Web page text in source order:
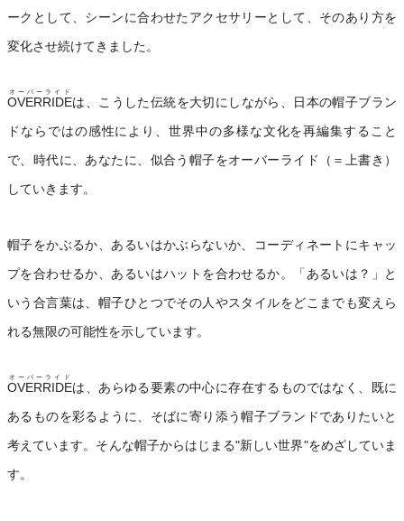
ークとして、シーンに合わせたアクセサリーとして、そのあり方を
変化させ続けてきました。
OVERRIDE
オーバーライド
は、こうした伝統を大切にしながら、日本の帽子ブラン
ドならではの感性により、世界中の多様な文化を再編集すること
で、時代に、あなたに、似合う帽子をオーバーライド（＝上書き）
していきます。
帽子をかぶるか、あるいはかぶらないか、コーディネートにキャッ
プを合わせるか、あるいはハットを合わせるか。「あるいは？」と
いう合言葉は、帽子ひとつでその人やスタイルをどこまでも変えら
れる無限の可能性を示しています。
OVERRIDE
オーバーライド
は、あらゆる要素の中心に存在するものではなく、既に
あるものを彩るように、そばに寄り添う帽子ブランドでありたいと
考えています。そんな帽子からはじまる"新しい世界"をめざしていま
す。